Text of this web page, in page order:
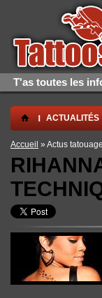
Aller au contenu
Skip to navigation
T'as toutes les
. ACTUALITÉS
Vous êtes ici
Accueil » Actus